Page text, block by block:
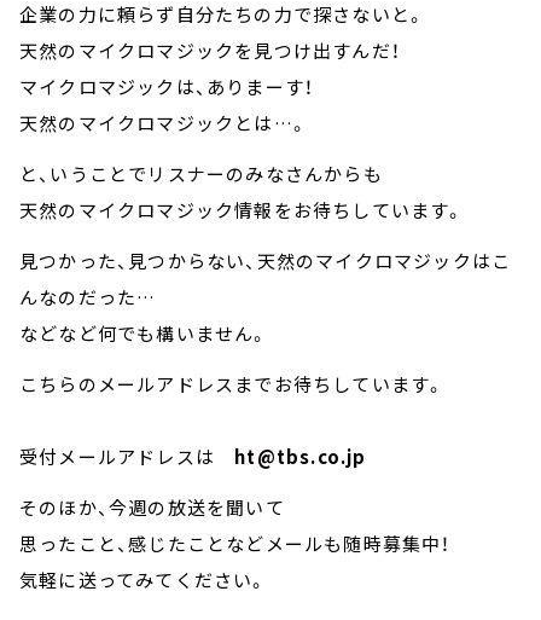
企業の力に頼らず自分たちの力で探さないと。
天然のマイクロマジックを見つけ出すんだ！
マイクロマジックは、ありまーす！
天然のマイクロマジックとは…。
と、いうことでリスナーのみなさんからも
天然のマイクロマジック情報をお待ちしています。
見つかった、見つからない、天然のマイクロマジックはこ
んなのだった…
などなど何でも構いません。
こちらのメールアドレスまでお待ちしています。
受付メールアドレスは ht@tbs.co.jp
そのほか、今週の放送を聞いて
思ったこと、感じたことなどメールも随時募集中！
気軽に送ってみてください。